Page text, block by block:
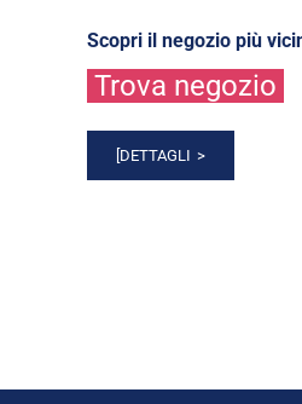
Scopri il negozio più
Trova negozio
[DETTAGLI